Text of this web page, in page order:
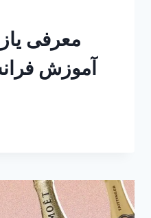
معرفی
آموزش